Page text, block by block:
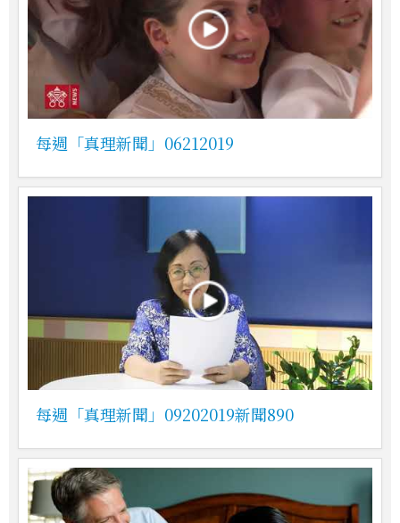
每週「真理新聞」06212019
每週「真理新聞」09202019新聞890